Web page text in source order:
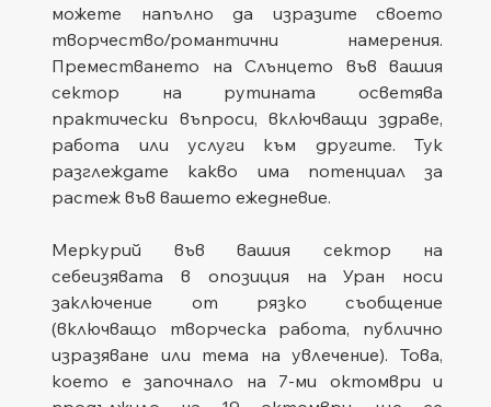
можете напълно да изразите своето
творчество/романтични намерения.
Преместването на Слънцето във вашия
сектор на рутината осветява
практически въпроси, включващи здраве,
работа или услуги към другите. Тук
разглеждате какво има потенциал за
растеж във вашето ежедневие.
Меркурий във вашия сектор на
себеизявата в опозиция на Уран носи
заключение от рязко съобщение
(включващо творческа работа, публично
изразяване или тема на увлечение). Това,
което е започнало на 7-ми октомври и